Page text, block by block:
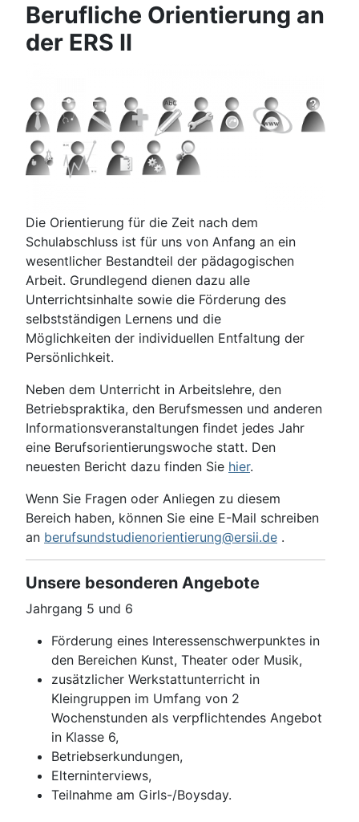
Berufliche Orientierung an
der ERS II
Die Orientierung für die Zeit nach dem
Schulabschluss ist für uns von Anfang an ein
wesentlicher Bestandteil der pädagogischen
Arbeit. Grundlegend dienen dazu alle
Unterrichtsinhalte sowie die Förderung des
selbstständigen Lernens und die
Möglichkeiten der individuellen Entfaltung der
Persönlichkeit.
Neben dem Unterricht in Arbeitslehre, den
Betriebspraktika, den Berufsmessen und anderen
Informationsveranstaltungen findet jedes Jahr
eine Berufsorientierungswoche statt. Den
neuesten Bericht dazu finden Sie hier.
Wenn Sie Fragen oder Anliegen zu diesem
Bereich haben, können Sie eine E-Mail schreiben
an berufsundstudienorientierung@ersii.de .
Unsere besonderen Angebote
Jahrgang 5 und 6
Förderung eines Interessenschwerpunktes in
den Bereichen Kunst, Theater oder Musik,
zusätzlicher Werkstattunterricht in
Kleingruppen im Umfang von 2
Wochenstunden als verpflichtendes Angebot
in Klasse 6,
Betriebserkundungen,
Elterninterviews,
Teilnahme am Girls-/Boysday.